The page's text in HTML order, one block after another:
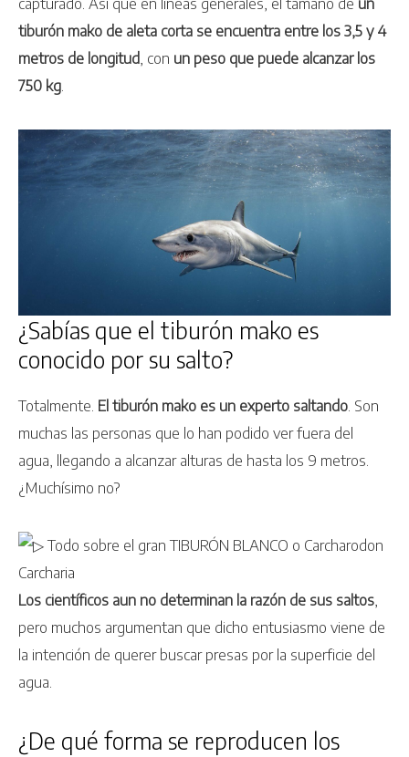
tiburón mako de aleta corta se encuentra entre los 3,5 y 4
metros de longitud, con un peso que puede alcanzar los
750 kg.
¿Sabías que el tiburón mako es
conocido por su salto?
Totalmente. El tiburón mako es un experto saltando. Son
muchas las personas que lo han podido ver fuera del
agua, llegando a alcanzar alturas de hasta los 9 metros.
¿Muchísimo no?
Los científicos aun no determinan la razón de sus saltos
pero muchos argumentan que dicho entusiasmo viene de
la intención de querer buscar presas por la superficie del
agua.
¿De qué forma se reproducen los